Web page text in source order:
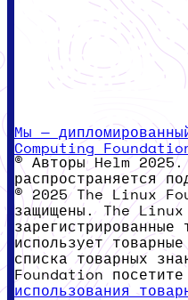
Мы —
Computing
© Авторы Helm 2025.
распространяется
© 2025 The Linux
защищены. The
зарегистрированные
использует
списка товарных
Foundation
использования